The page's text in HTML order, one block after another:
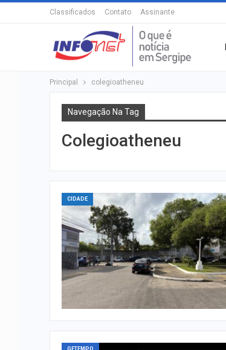
Classificados Contato Assinante
Principal colegioatheneu
Navegação Na Tag
Colegioatheneu
CIDADE
GETEMPO